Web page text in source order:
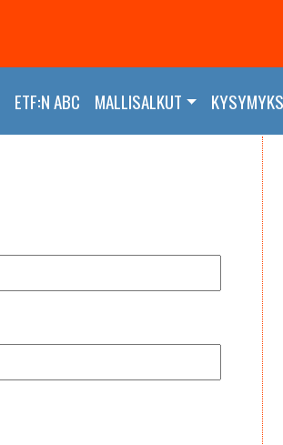
ETF:N ABC MALLISALKUT